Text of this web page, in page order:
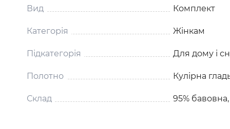
Вид Комплект
Категорія Жінкам
Підкатегорія Для дому і
Полотно Кулірна
Склад 95%